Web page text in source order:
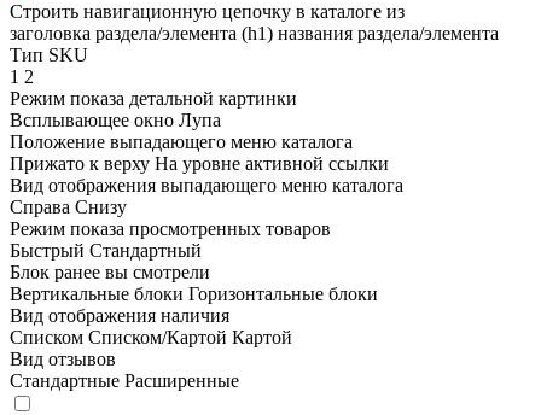
Строить навигационную цепочку в каталоге из
заголовка раздела/элемента (h1) названия раздела/элемента
Тип SKU
1 2
Режим показа детальной картинки
Всплывающее окно Лупа
Положение выпадающего меню каталога
Прижато к верху На уровне активной ссылки
Вид отображения выпадающего меню каталога
Справа Снизу
Режим показа просмотренных товаров
Быстрый Стандартный
Блок ранее вы смотрели
Вертикальные блоки Горизонтальные блоки
Вид отображения наличия
Списком Списком/Картой Картой
Вид отзывов
Стандартные Расширенные